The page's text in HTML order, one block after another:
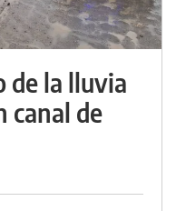
de la lluvia
canal de